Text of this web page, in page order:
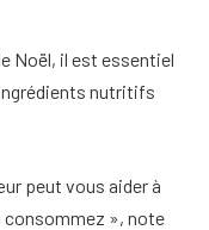
Noël, il est essentiel
nutritifs
peut vous aider à
consommez », note